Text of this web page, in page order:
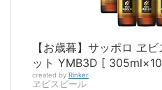
【お歳暮】サッポロ ヱ
ット YMB3D [
created by Rinker
ヱビスビール